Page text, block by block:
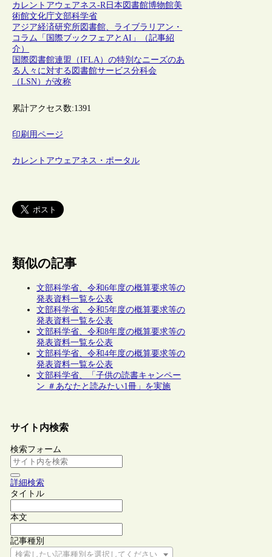
カレントアウェアネス-R日本 図書館博物館美
術館文化庁文部科学省
アジア経済研究所図書館、ライブラリアン・
コラム「国際ブックフェアとAI」（記事紹
介）
国際図書館連盟（IFLA）の特別なニーズのあ
る人々に対する図書館サービス分科会
（LSN）が改称
累計アクセス数:1391
印刷用ページ
カレントアウェアネス・ポータル
類似の記事
文部科学省、令和6年度の概算要求等の
発表資料一覧を公表
文部科学省、令和5年度の概算要求等の
発表資料一覧を公表
文部科学省、令和8年度の概算要求等の
発表資料一覧を公表
文部科学省、令和4年度の概算要求等の
発表資料一覧を公表
文部科学省、「子供の読書キャンペー
ン ＃あなたと読みたい1冊」を実施
サイト内検索
検索フォーム
詳細検索
タイトル
本文
記事種別
検索したい記事種別を選択してください